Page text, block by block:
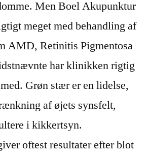
Men Boel Akupunktur
meget med behandling af
AMD, Retinitis Pigmentosa
har klinikken rigtig
Grøn stær er en lidelse,
af øjets synsfelt,
i kikkertsyn.
oftest resultater efter blot